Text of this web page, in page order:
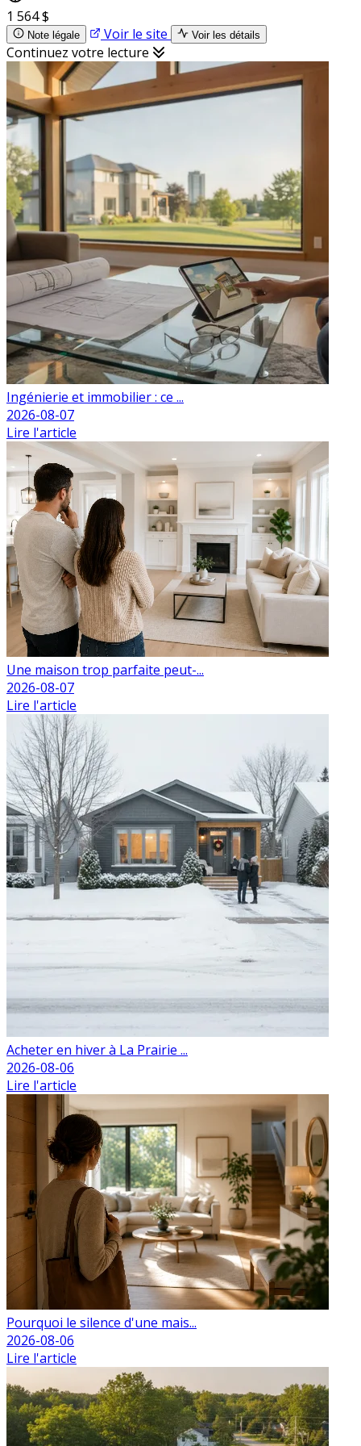
1 564 $
Note légale Voir le site Voir les détails
Continuez votre lecture
Ingénierie et immobilier : ce ...
2026-08-07
Lire l'article
Une maison trop parfaite peut-...
2026-08-07
Lire l'article
Acheter en hiver à La Prairie ...
2026-08-06
Lire l'article
Pourquoi le silence d'une mais...
2026-08-06
Lire l'article